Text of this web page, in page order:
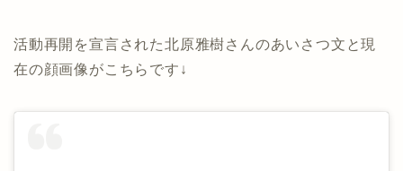
活動再開を宣言された北原雅樹さんのあいさつ文と現
在の顔画像がこちらです↓